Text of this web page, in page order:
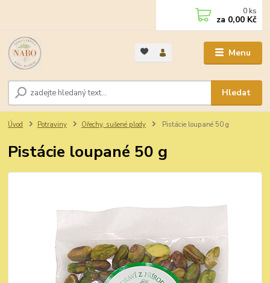
Menu
Hledat
0 ks
za 0,00 Kč
Úvod Potraviny Ořechy, sušené plody Pistácie loupané 50 g
Pistácie loupané 50 g